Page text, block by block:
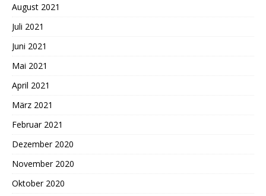
August 2021
Juli 2021
Juni 2021
Mai 2021
April 2021
März 2021
Februar 2021
Dezember 2020
November 2020
Oktober 2020